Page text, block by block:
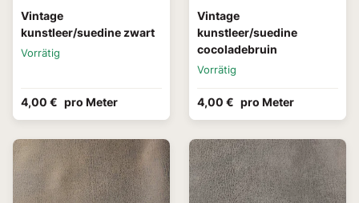
Vintage
kunstleer/suedine zwart
Vorrätig
4,00 € pro Meter
Vintage
kunstleer/suedine
cocoladebruin
Vorrätig
4,00 € pro Meter